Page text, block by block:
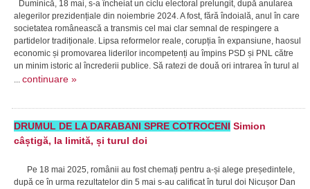
Duminică, 18 mai, s-a încheiat un ciclu electoral prelungit, după anularea
alegerilor prezidențiale din noiembrie 2024. A fost, fără îndoială, anul în care
societatea românească a transmis cel mai clar semnal de respingere a
partidelor tradiționale. Lipsa reformelor reale, corupția în expansiune, haosul
economic și promovarea liderilor incompetenți au împins PSD și PNL către
un minim istoric al încrederii publice. Să ratezi de două ori intrarea în turul al
... continuare »
DRUMUL DE LA DARABANI SPRE COTROCENI Simion
câștigă, la limită, și turul doi
Pe 18 mai 2025, românii au fost chemați pentru a-și alege președintele,
după ce în urma rezultatelor din 5 mai s-au calificat în turul doi Nicușor Dan